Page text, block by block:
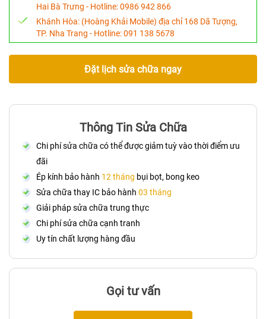
Hai Bà Trưng - Hotline:0986 942 866
Khánh Hòa: (Hoàng Khải Mobile) địa chỉ 168 Dã Tượng,
TP. Nha Trang - Hotline:091 138 5678
Đặt lịch sửa chữa ngay
Thông Tin Sửa Chữa
Chi phí sửa chữa có thể được giảm tuỳ vào thời điểm ưu
đãi
Ép kính bảo hành 12 tháng bụi bọt, bong keo
Sửa chữa thay IC bảo hành 03 tháng
Giải pháp sửa chữa trung thực
Chi phí sửa chữa cạnh tranh
Uy tín chất lượng hàng đầu
Gọi tư vấn